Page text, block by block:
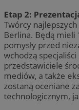
Etap 2:
Twórcy
Berlina. Będą mieli
pomysły przed
wchodzą
przedstawiciele
mediów, a także
zostaną oceniane
technologicznym,